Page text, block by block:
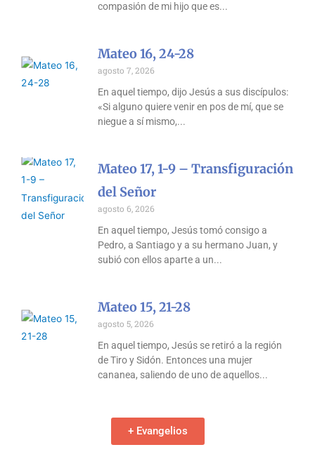
compasión de mi hijo que es
Mateo 16, 24-28
agosto 7, 2026
En aquel tiempo, dijo Jesús a sus discípulos:
«Si alguno quiere venir en pos de mí, que se
niegue a sí mismo,
Mateo 17, 1-9 – Transfiguración
del Señor
agosto 6, 2026
En aquel tiempo, Jesús tomó consigo a
Pedro, a Santiago y a su hermano Juan, y
subió con ellos aparte a un
Mateo 15, 21-28
agosto 5, 2026
En aquel tiempo, Jesús se retiró a la región
de Tiro y Sidón. Entonces una mujer
cananea, saliendo de uno de aquellos
+ Evangelios